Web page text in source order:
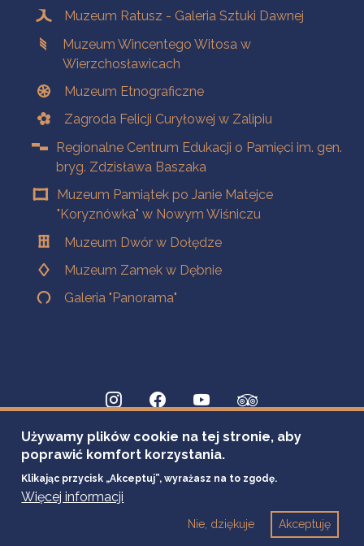
Muzeum Ratusz - Galeria Sztuki Dawnej
Muzeum Wincentego Witosa w
Wierzchosławicach
Muzeum Etnograficzne
Zagroda Felicji Curyłowej w Zalipiu
Regionalne Centrum Edukacji o Pamięci im. gen.
bryg. Zdzisława Baszaka
Muzeum Pamiątek po Janie Matejce
"Koryznówka" w Nowym Wiśniczu
Muzeum Dwór w Dołędze
Muzeum Zamek w Dębnie
Galeria "Panorama"
Używamy plików cookie na tej stronie, aby
poprawić komfort korzystania.
Klikając przycisk „Akceptuj”, wyrażasz na to zgodę.
Więcej informacji
Akceptuję
Nie, dziękuje